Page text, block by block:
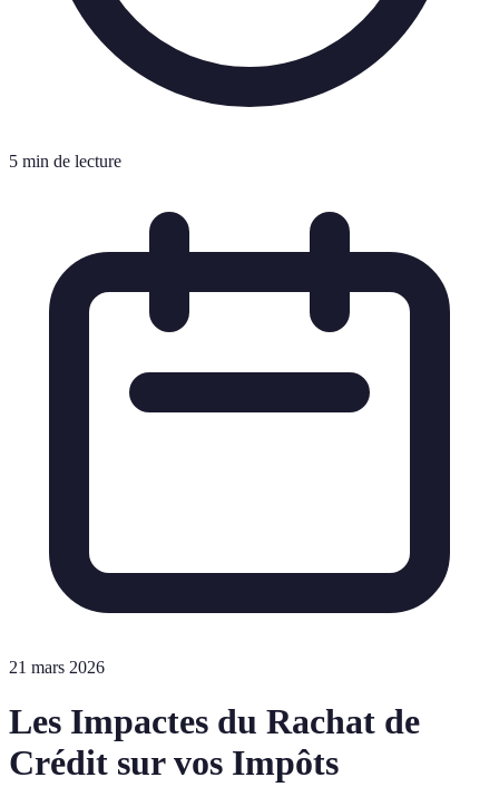
5 min de lecture
21 mars 2026
Les Impactes du Rachat de
Crédit sur vos Impôts